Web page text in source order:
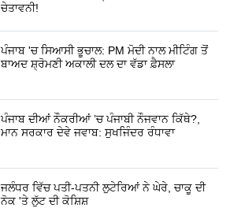
ਚੇਤਾਵਨੀ!
ਪੰਜਾਬ 'ਚ ਸਿਆਸੀ ਭੂਚਾਲ: PM ਮੋਦੀ ਨਾਲ ਮੀਟਿੰਗ ਤੋਂ
ਬਾਅਦ ਸ਼੍ਰੋਮਣੀ ਅਕਾਲੀ ਦਲ ਦਾ ਵੱਡਾ ਫ਼ੈਸਲਾ
ਪੰਜਾਬ ਦੀਆਂ ਨੌਕਰੀਆਂ ’ਚ ਪੰਜਾਬੀ ਨੌਜਵਾਨ ਕਿੱਥੇ?,
ਮਾਨ ਸਰਕਾਰ ਦੇਵੇ ਜਵਾਬ: ਸੁਖਜਿੰਦਰ ਰੰਧਾਵਾ
ਜਲੰਧਰ ਵਿੱਚ ਪਤੀ-ਪਤਨੀ ਲੁਟੇਰਿਆਂ ਨੇ ਘੇਰੇ, ਚਾਕੂ ਦੀ
ਨੋਕ 'ਤੇ ਲੁੱਟ ਦੀ ਕੋਸ਼ਿਸ਼